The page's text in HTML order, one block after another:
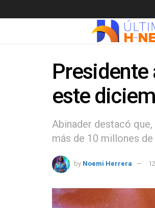
Presidente
este
Abinader destacó
más de 10 millones
by Noemi Herrera